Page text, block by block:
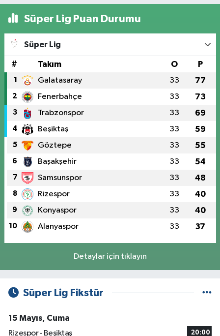
Süper Lig Puan Durumu
Süper Lig
# Takım O P
1 Galatasaray 33 77
2 Fenerbahçe 33 73
3 Trabzonspor 33 69
4 Beşiktaş 33 59
5 Göztepe 33 55
6 Başakşehir 33 54
7 Samsunspor 33 48
8 Rizespor 33 40
9 Konyaspor 33 40
10 Alanyaspor 33 37
Detaylar için tıklayın
Süper Lig Fikstür
15 Mayıs, Cuma
Rizespor - Beşiktaş
20:00